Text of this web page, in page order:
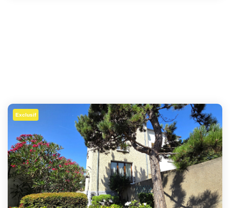
Exclusif